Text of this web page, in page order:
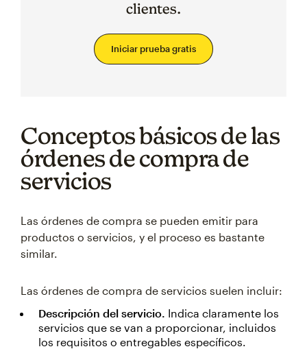
clientes.
Iniciar prueba gratis
Conceptos básicos de las
órdenes de compra de
servicios
Las órdenes de compra se pueden emitir para
productos o servicios, y el proceso es bastante
similar.
Las órdenes de compra de servicios suelen incluir:
Descripción del servicio. Indica claramente los
servicios que se van a proporcionar, incluidos
los requisitos o entregables específicos.